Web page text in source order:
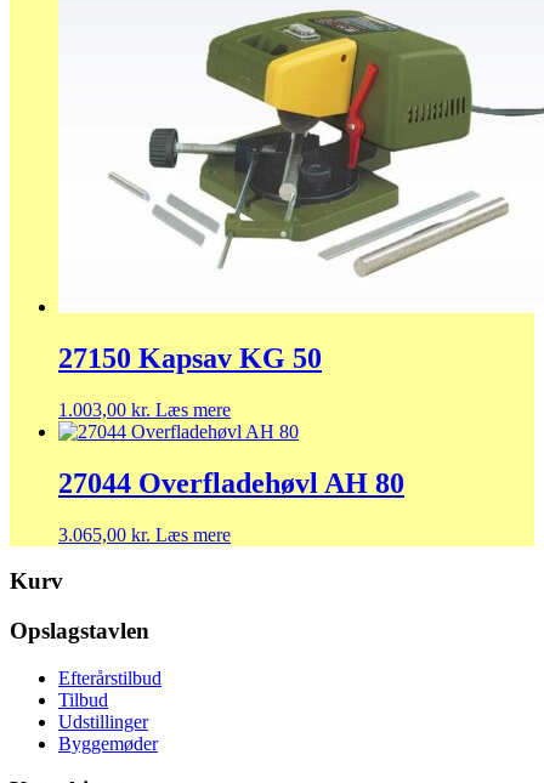
27150 Kapsav KG 50
1.003,00 kr. Læs mere
27044 Overfladehøvl AH 80
3.065,00 kr. Læs mere
Kurv
Opslagstavlen
Efterårstilbud
Tilbud
Udstillinger
Byggemøder